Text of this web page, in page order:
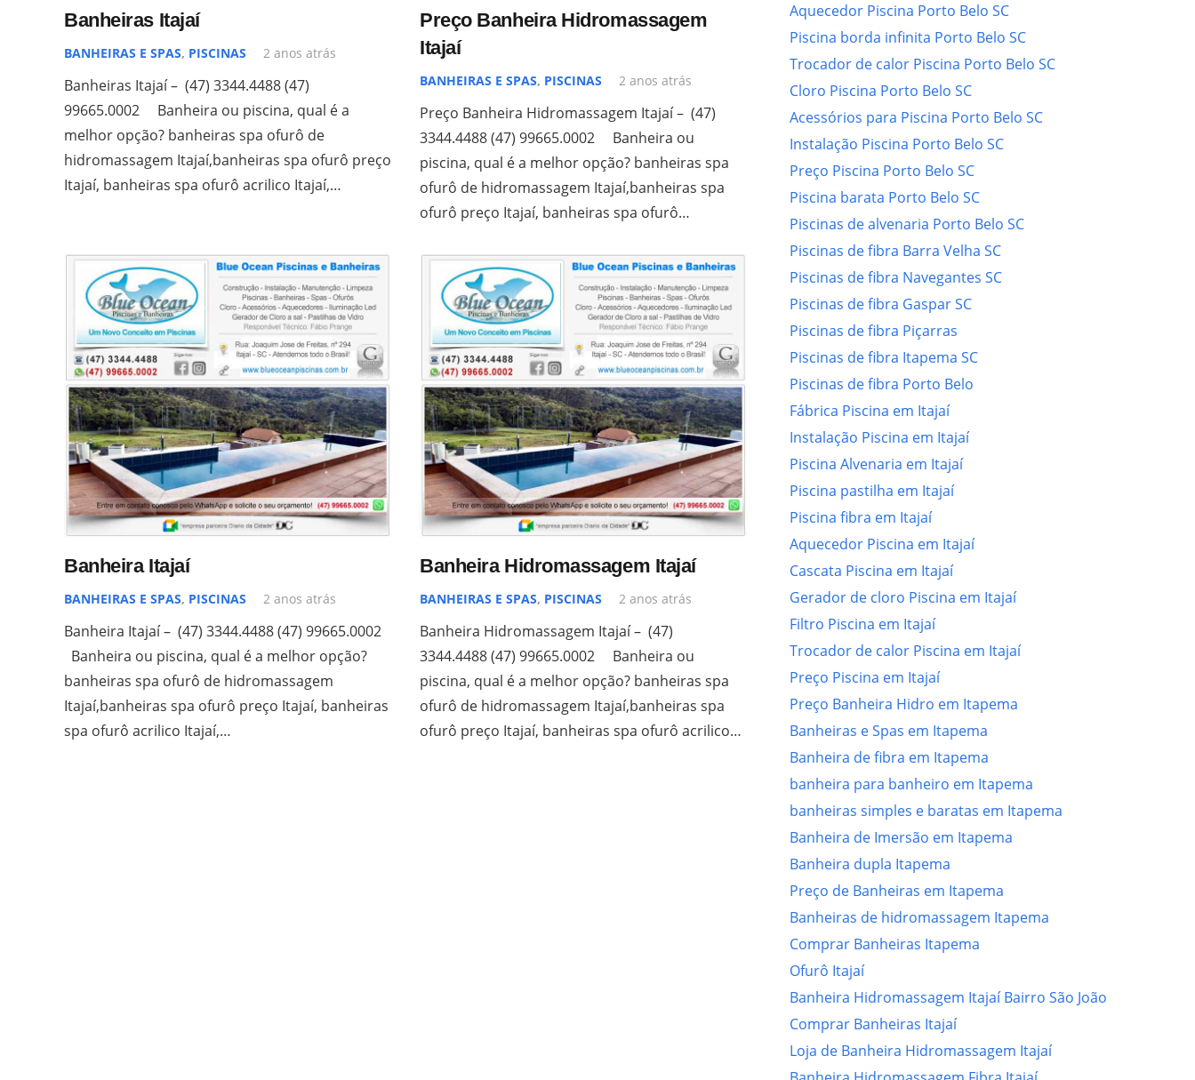
Banheiras Itajaí
BANHEIRAS E SPAS, PISCINAS 2 anos atrás
Banheiras Itajaí – (47) 3344.4488 (47)
99665.0002 Banheira ou piscina, qual é a
melhor opção? banheiras spa ofurô de
hidromassagem Itajaí,banheiras spa ofurô preço
Itajaí, banheiras spa ofurô acrilico Itajaí,…
Preço Banheira Hidromassagem
Itajaí
BANHEIRAS E SPAS, PISCINAS 2 anos atrás
Preço Banheira Hidromassagem Itajaí – (47)
3344.4488 (47) 99665.0002 Banheira ou
piscina, qual é a melhor opção? banheiras spa
ofurô de hidromassagem Itajaí,banheiras spa
ofurô preço Itajaí, banheiras spa ofurô…
Banheira Itajaí
BANHEIRAS E SPAS, PISCINAS 2 anos atrás
Banheira Itajaí – (47) 3344.4488 (47) 99665.0002
Banheira ou piscina, qual é a melhor opção?
banheiras spa ofurô de hidromassagem
Itajaí,banheiras spa ofurô preço Itajaí, banheiras
spa ofurô acrilico Itajaí,…
Banheira Hidromassagem Itajaí
BANHEIRAS E SPAS, PISCINAS 2 anos atrás
Banheira Hidromassagem Itajaí – (47)
3344.4488 (47) 99665.0002 Banheira ou
piscina, qual é a melhor opção? banheiras spa
ofurô de hidromassagem Itajaí,banheiras spa
ofurô preço Itajaí, banheiras spa ofurô acrilico…
Aquecedor Piscina Porto Belo SC
Piscina borda infinita Porto Belo SC
Trocador de calor Piscina Porto Belo SC
Cloro Piscina Porto Belo SC
Acessórios para Piscina Porto Belo SC
Instalação Piscina Porto Belo SC
Preço Piscina Porto Belo SC
Piscina barata Porto Belo SC
Piscinas de alvenaria Porto Belo SC
Piscinas de fibra Barra Velha SC
Piscinas de fibra Navegantes SC
Piscinas de fibra Gaspar SC
Piscinas de fibra Piçarras
Piscinas de fibra Itapema SC
Piscinas de fibra Porto Belo
Fábrica Piscina em Itajaí
Instalação Piscina em Itajaí
Piscina Alvenaria em Itajaí
Piscina pastilha em Itajaí
Piscina fibra em Itajaí
Aquecedor Piscina em Itajaí
Cascata Piscina em Itajaí
Gerador de cloro Piscina em Itajaí
Filtro Piscina em Itajaí
Trocador de calor Piscina em Itajaí
Preço Piscina em Itajaí
Preço Banheira Hidro em Itapema
Banheiras e Spas em Itapema
Banheira de fibra em Itapema
banheira para banheiro em Itapema
banheiras simples e baratas em Itapema
Banheira de Imersão em Itapema
Banheira dupla Itapema
Preço de Banheiras em Itapema
Banheiras de hidromassagem Itapema
Comprar Banheiras Itapema
Ofurô Itajaí
Banheira Hidromassagem Itajaí Bairro São João
Comprar Banheiras Itajaí
Loja de Banheira Hidromassagem Itajaí